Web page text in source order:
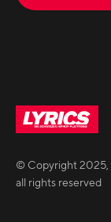
© Copyright2025,
all rights reserved